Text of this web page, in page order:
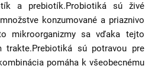
a prebiotík.Probiotiká sú živé
konzumované a priaznivo
mikroorganizmy sa vďaka tejto
sú potravou pre
pomáha k všeobecnému